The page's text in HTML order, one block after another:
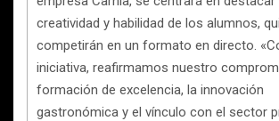
creatividad y habilidad de los alumnos,
competirán en un formato en directo.
iniciativa, reafirmamos nuestro
formación de excelencia, la innovación
gastronómica y el vínculo con el sector